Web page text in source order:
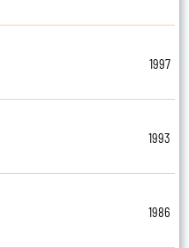
1997
1993
1986